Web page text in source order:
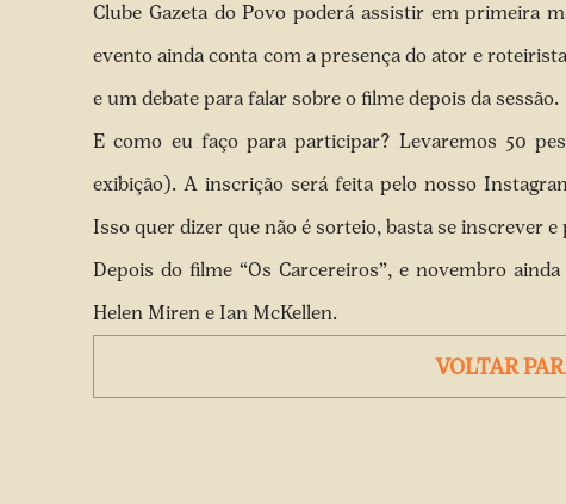
Clube Gazeta do Povo poderá assistir em primeira
evento ainda conta com a presença do ator e
e um debate para falar sobre o filme depois da sessão.
E como eu faço para participar? Levaremos 50
exibição). A inscrição será feita pelo nosso
Isso quer dizer que não é sorteio, basta se inscrever
Depois do filme “Os Carcereiros”, e novembro
Helen Miren e Ian McKellen.
VOLTAR